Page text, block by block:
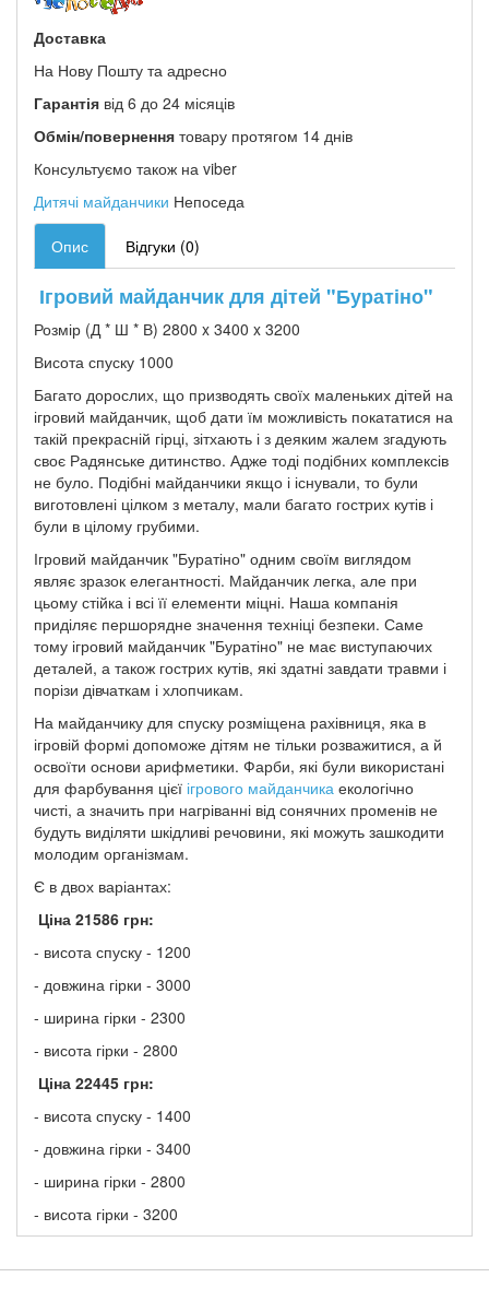
Доставка
На Нову Пошту та адресно
Гарантія від 6 до 24 місяців
Обмін/повернення товару протягом 14 днів
Консультуємо також на viber
Дитячі майданчики Непоседа
Опис Відгуки (0)
Ігровий майданчик для дітей "Буратіно"
Розмір (Д * Ш * В) 2800 x 3400 x 3200
Висота спуску 1000
Багато дорослих, що призводять своїх маленьких дітей на
ігровий майданчик, щоб дати їм можливість покататися на
такій прекрасній гірці, зітхають і з деяким жалем згадують
своє Радянське дитинство. Адже тоді подібних комплексів
не було. Подібні майданчики якщо і існували, то були
виготовлені цілком з металу, мали багато гострих кутів і
були в цілому грубими.
Ігровий майданчик "Буратіно" одним своїм виглядом
являє зразок елегантності. Майданчик легка, але при
цьому стійка і всі її елементи міцні. Наша компанія
приділяє першорядне значення техніці безпеки. Саме
тому ігровий майданчик "Буратіно" не має виступаючих
деталей, а також гострих кутів, які здатні завдати травми і
порізи дівчаткам і хлопчикам.
На майданчику для спуску розміщена рахівниця, яка в
ігровій формі допоможе дітям не тільки розважитися, а й
освоїти основи арифметики. Фарби, які були використані
для фарбування цієї ігрового майданчика екологічно
чисті, а значить при нагріванні від сонячних променів не
будуть виділяти шкідливі речовини, які можуть зашкодити
молодим організмам.
Є в двох варіантах:
Ціна 21586 грн:
- висота спуску - 1200
- довжина гірки - 3000
- ширина гірки - 2300
- висота гірки - 2800
Ціна 22445 грн:
- висота спуску - 1400
- довжина гірки - 3400
- ширина гірки - 2800
- висота гірки - 3200